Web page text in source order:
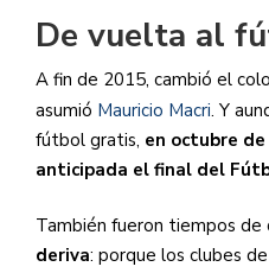
De vuelta al
A fin de 2015, cambió el
asumió Mauricio Macri. Y
fútbol gratis, en octubre
anticipada el final del
También fueron tiempos de
deriva: porque los clubes